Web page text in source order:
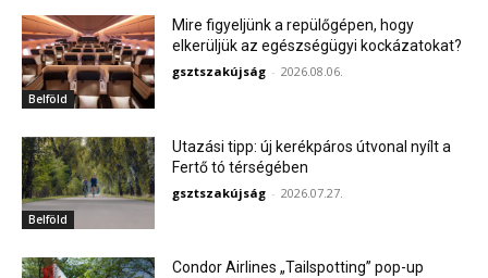
Belföld
Mire figyeljünk a repülőgépen, hogy
elkerüljük az egészségügyi kockázatokat?
gsztszakújság - 2026.08.06.
Belföld
Utazási tipp: új kerékpáros útvonal nyílt a
Fertő tó térségében
gsztszakújság - 2026.07.27.
Condor Airlines „Tailspotting” pop-up